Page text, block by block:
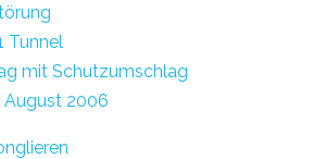
Tunnel
mit Schutzumschlag
August 2006